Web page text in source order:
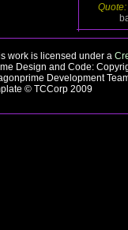
Quote:
work is licensed under a
Design and Code:
Development
© TCCorp 2009